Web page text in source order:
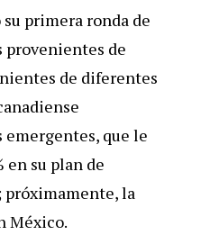
primera ronda de
de
de diferentes
que le
en su plan de
la
México.